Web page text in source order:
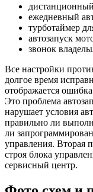
ежедневный
турботаймер
автозапуск
звонок
Все настройки
долгое время
отображается
Это проблема
нарушает условия
правильно ли
ли
управления. Вторая
строя блока
сервисный центр.